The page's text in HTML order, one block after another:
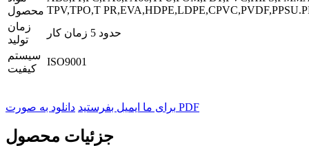
محصول TPV,TPO,T
زمان
تولید
حدود 5 زمان کار
سیستم
کیفیت
ISO9001
برای ما ایمیل بفرستید دانلود به صورت PDF
جزئیات محصول